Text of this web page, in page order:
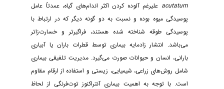
acutatumعلیرغم آلوده کردن اکثر اندام‌های گیاه، عمدتاً عامل
پوسیدگی میوه بوده و نسبت به دو گونه دیگر که در ارتباط با
پوسیدگی طوقه شناخته شده هستند، فراگیرتر و خسارت‌زاتر
می‌باشد.انتشار زادمایه بیماری توسط قطرات باران یا آبیاری
بارانی، انسان و حیوانات صورت می‌گیرد. مدیریت تلفیقی بیماری
شامل روش‌های زراعی، شیمیایی، زیستی و استفاده از ارقام مقاوم
است. با توجه به اهمیت بیماری آنتراکنوز توت‌فرنگی از لحاظ